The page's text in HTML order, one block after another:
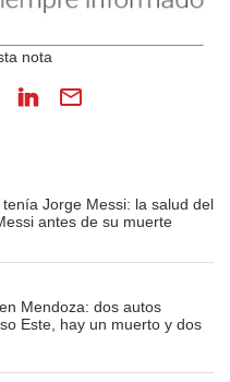
Jorge Messi: la salud del
antes de su muerte
Mendoza: dos autos
Este, hay un muerto y dos